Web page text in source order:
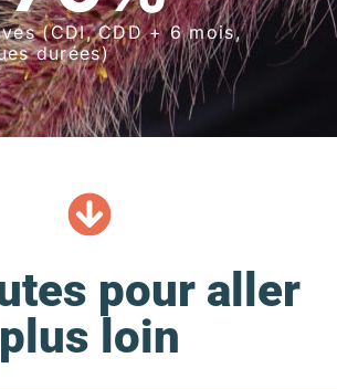
(CDI, CDD + 6 mois,
durées)
pour aller
plus loin